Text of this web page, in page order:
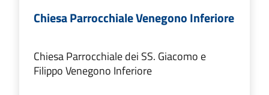
Chiesa Parrocchiale Venegono Inferiore
Chiesa Parrocchiale dei SS. Giacomo e
Filippo Venegono Inferiore